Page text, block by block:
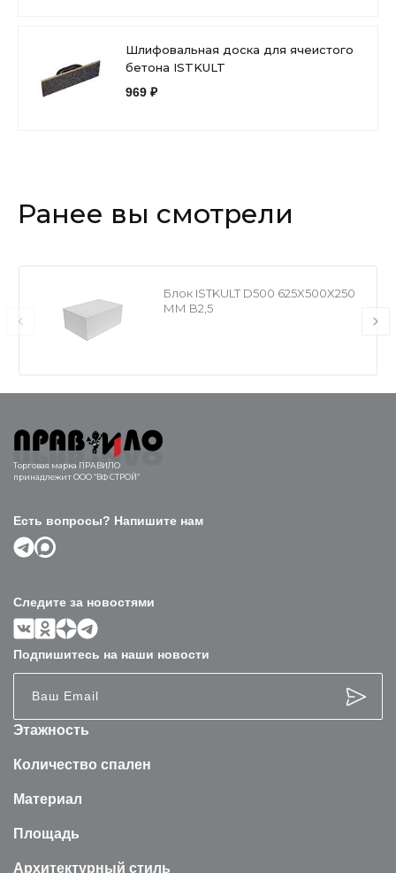
Шлифовальная доска для ячеистого
бетона ISTKULT
969 ₽
Ранее вы смотрели
Блок ISTKULT D500 625X500X250
ММ B2,5
Торговая марка ПРАВИЛО
принадлежит ООО “ВФ СТРОЙ”
Есть вопросы? Напишите нам
Следите за новостями
Подпишитесь на наши новости
Этажность
Количество спален
Материал
Площадь
Архитектурный стиль